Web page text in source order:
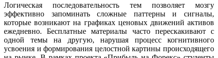
Логическая последовательность тем позволяет мозгу
эффективно запоминать сложные паттерны и сигналы,
которые возникают на графиках ценовых движений активов
ежедневно. Бесплатные материалы часто перескакивают с
одной темы на другую, нарушая процесс когнитивного
усвоения и формирования целостной картины происходящего